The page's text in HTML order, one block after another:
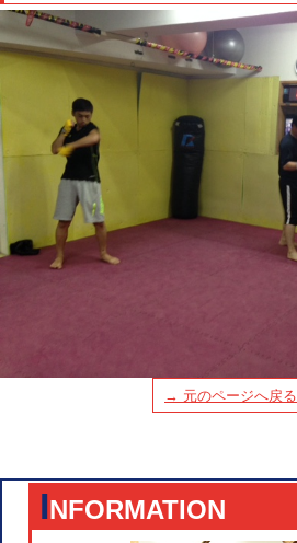
→ 元のページへ戻る
INFORMATION